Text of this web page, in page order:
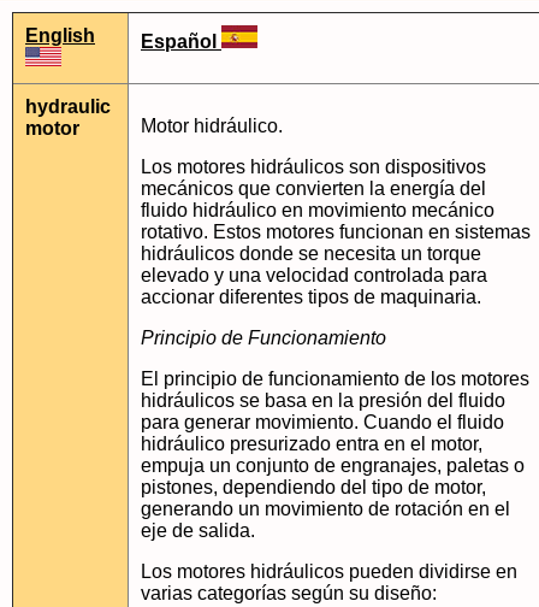
English Español
hydraulic
motor
Motor hidráulico.
Los motores hidráulicos son dispositivos
mecánicos que convierten la energía del
fluido hidráulico en movimiento mecánico
rotativo. Estos motores funcionan en sistemas
hidráulicos donde se necesita un torque
elevado y una velocidad controlada para
accionar diferentes tipos de maquinaria.
Principio de Funcionamiento
El principio de funcionamiento de los motores
hidráulicos se basa en la presión del fluido
para generar movimiento. Cuando el fluido
hidráulico presurizado entra en el motor,
empuja un conjunto de engranajes, paletas o
pistones, dependiendo del tipo de motor,
generando un movimiento de rotación en el
eje de salida.
Los motores hidráulicos pueden dividirse en
varias categorías según su diseño: